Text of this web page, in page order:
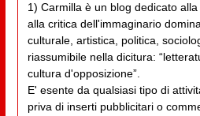
1) Carmilla è un blog dedicato
alla critica dell'immaginario
culturale, artistica, politica,
riassumibile nella dicitura:
cultura d'opposizione”.
E' esente da qualsiasi tipo di
priva di inserti pubblicitari o